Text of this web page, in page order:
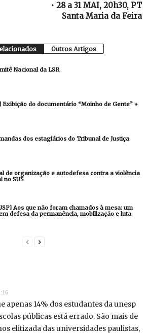
• 28 a 31 MAI, 20h30, PT
Santa Maria da Feira
Outros Artigos
Nacional da LSR
Exibição do documentário “Moinho de Gente” +
dos estagiários do Tribunal de Justiça
de organização e autodefesa contra a violência
no SUS
Aos que não foram chamados à mesa: um
defesa da permanência, mobilização e luta
apenas 14% dos estudantes da unesp
públicas está errado. São mais de
elitizada das universidades paulistas,